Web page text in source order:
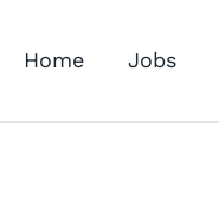
Home Jobs